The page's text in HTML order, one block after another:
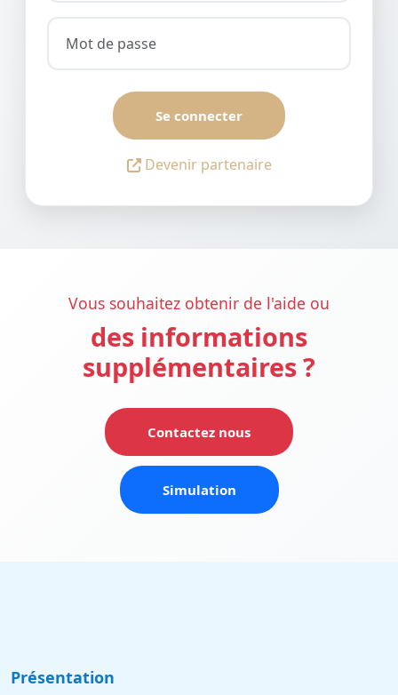
Se connecter
Devenir partenaire
Vous souhaitez obtenir de l'aide ou
des informations
supplémentaires ?
Contactez nous
Simulation
Présentation